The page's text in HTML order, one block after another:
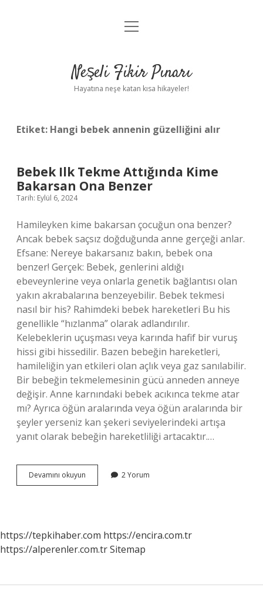
Anasayfa
Yasal Uyarı
menüyü
Neşeli Fikir Pınarı
Hayatına neşe katan kısa hikayeler!
Etiket: Hangi bebek annenin güzelliğini alır
Bebek Ilk Tekme Attığında Kime
Bakarsan Ona Benzer
Tarih: Eylül 6, 2024
Hamileyken kime bakarsan çocuğun ona benzer?
Ancak bebek saçsız doğduğunda anne gerçeği anlar.
Efsane: Nereye bakarsanız bakın, bebek ona
benzer! Gerçek: Bebek, genlerini aldığı
ebeveynlerine veya onlarla genetik bağlantısı olan
yakın akrabalarına benzeyebilir. Bebek tekmesi
nasıl bir his? Rahimdeki bebek hareketleri Bu his
genellikle “hızlanma” olarak adlandırılır.
Kelebeklerin uçuşması veya karında hafif bir vuruş
hissi gibi hissedilir. Bazen bebeğin hareketleri,
hamileliğin yan etkileri olan açlık veya gaz sanılabilir.
Bir bebeğin tekmelemesinin gücü anneden anneye
değişir. Anne karnındaki bebek acıkınca tekme atar
mı? Ayrıca öğün aralarında veya öğün aralarında bir
şeyler yerseniz kan şekeri seviyelerindeki artışa
yanıt olarak bebeğin hareketliliği artacaktır.…
Devamını okuyun
Ilk
Ona
Benzer
2 Yorum
https://tepkihaber.com https://encira.com.tr
https://alperenler.com.trSitemap